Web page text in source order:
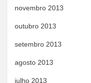
novembro 2013
outubro 2013
setembro 2013
agosto 2013
julho 2013